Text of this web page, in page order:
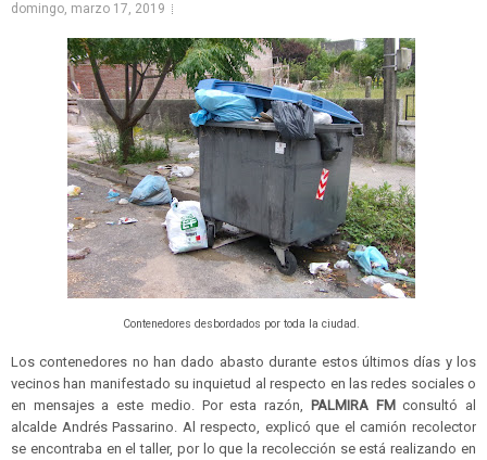
domingo, marzo 17, 2019
Contenedores desbordados por toda la ciudad.
Los contenedores no han dado abasto durante estos últimos días y los
vecinos han manifestado su inquietud al respecto en las redes sociales o
en mensajes a este medio. Por esta razón, PALMIRA FMconsultó al
alcalde Andrés Passarino. Al respecto, explicó que el camión recolector
se encontraba en el taller, por lo que la recolección se está realizando en